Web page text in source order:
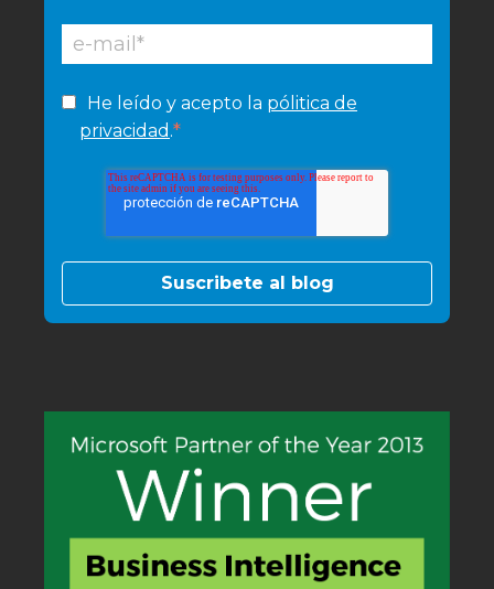
He leído y acepto la pólitica de
privacidad .*